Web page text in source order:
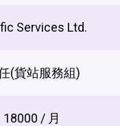
Services Ltd.
(貨站服務組)
/ 月